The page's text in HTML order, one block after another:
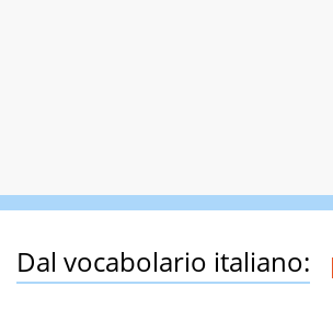
Dal vocabolario italiano: